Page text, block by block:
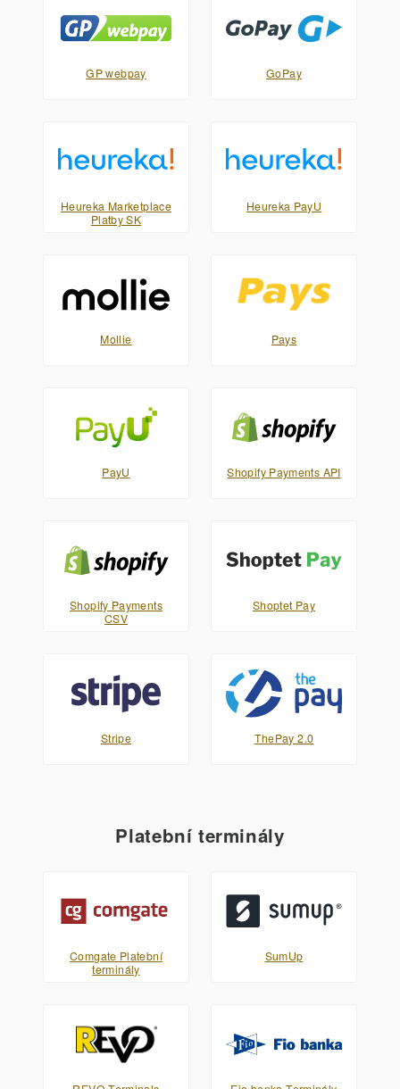
GP webpay GoPay
Heureka Marketplace
Platby SK
Heureka PayU
Mollie Pays
PayU Shopify Payments API
Shopify Payments
CSV
Shoptet Pay
Stripe ThePay 2.0
Platební terminály
Comgate Platební
terminály
SumUp